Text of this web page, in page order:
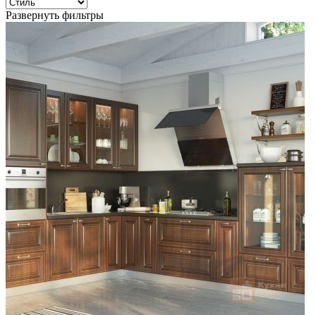
Развернуть фильтры